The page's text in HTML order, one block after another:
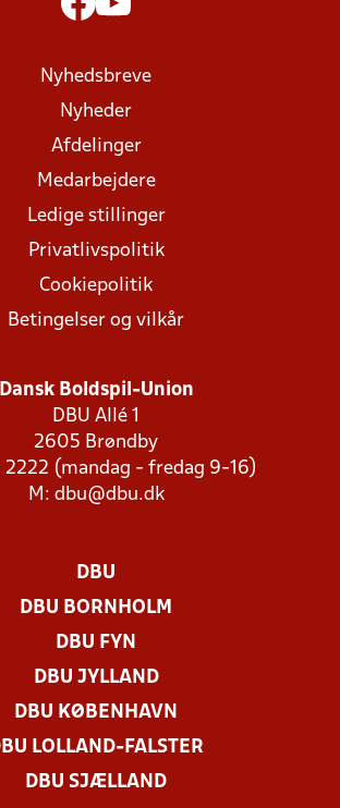
Nyhedsbreve
Nyheder
Afdelinger
Medarbejdere
Ledige stillinger
Privatlivspolitik
Cookiepolitik
Betingelser og vilkår
Dansk Boldspil-Union
DBU Allé 1
2605 Brøndby
2222 (mandag - fredag 9-16)
M: dbu@dbu.dk
DBU
DBU BORNHOLM
DBU FYN
DBU JYLLAND
DBU KØBENHAVN
LOLLAND-FALSTER
DBU SJÆLLAND